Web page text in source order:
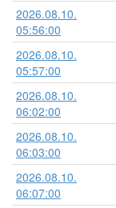
2026.08.10.
05:56:00
2026.08.10.
05:57:00
2026.08.10.
06:02:00
2026.08.10.
06:03:00
2026.08.10.
06:07:00